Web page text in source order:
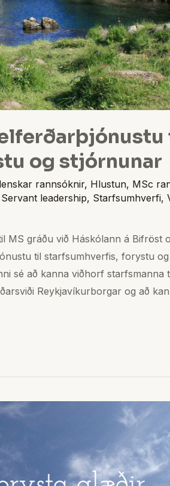
og stjórnunar
rannsóknir, Hlustun, MSc
Servant leadership, Starfsumhverfi,
MS gráðu við Háskólann á Bifröst
til starfsumhverfis, forystu
sé að kanna viðhorf starfsmanna
Reykjavíkurborgar og að